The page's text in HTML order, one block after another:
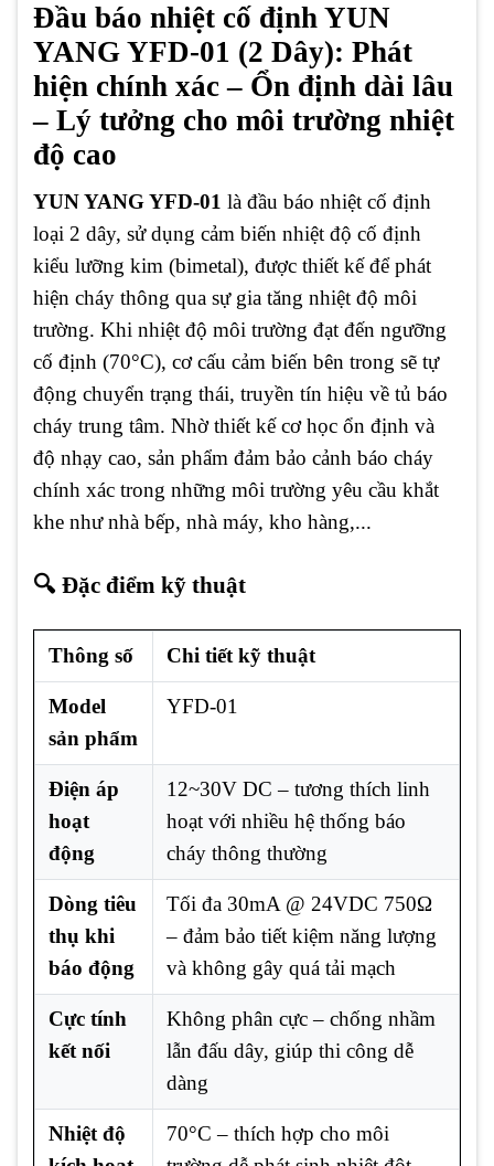
Đầu báo nhiệt cố định YUN
YANG YFD-01 (2 Dây): Phát
hiện chính xác – Ổn định dài lâu
– Lý tưởng cho môi trường nhiệt
độ cao
YUN YANG YFD-01 là đầu báo nhiệt cố định
loại 2 dây, sử dụng cảm biến nhiệt độ cố định
kiểu lưỡng kim (bimetal), được thiết kế để phát
hiện cháy thông qua sự gia tăng nhiệt độ môi
trường. Khi nhiệt độ môi trường đạt đến ngưỡng
cố định (70°C), cơ cấu cảm biến bên trong sẽ tự
động chuyển trạng thái, truyền tín hiệu về tủ báo
cháy trung tâm. Nhờ thiết kế cơ học ổn định và
độ nhạy cao, sản phẩm đảm bảo cảnh báo cháy
chính xác trong những môi trường yêu cầu khắt
khe như nhà bếp, nhà máy, kho hàng,...
🔍 Đặc điểm kỹ thuật
Thông số Chi tiết kỹ thuật
Model
sản phẩm
YFD-01
Điện áp
hoạt
động
12~30V DC – tương thích linh
hoạt với nhiều hệ thống báo
cháy thông thường
Dòng tiêu
thụ khi
báo động
Tối đa 30mA @ 24VDC 750Ω
– đảm bảo tiết kiệm năng lượng
và không gây quá tải mạch
Cực tính
kết nối
Không phân cực – chống nhầm
lẫn đấu dây, giúp thi công dễ
dàng
Nhiệt độ
70°C – thích hợp cho môi